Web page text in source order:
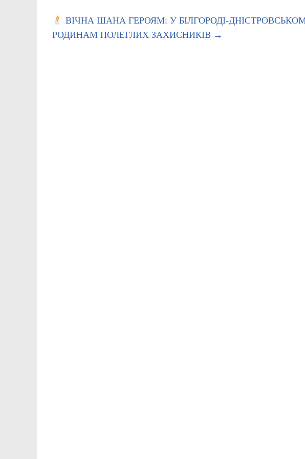
ВІЧНА ШАНА ГЕРОЯМ: У БІЛГОРОДІ-
РОДИНАМ ПОЛЕГЛИХ ЗАХИСНИКІВ →